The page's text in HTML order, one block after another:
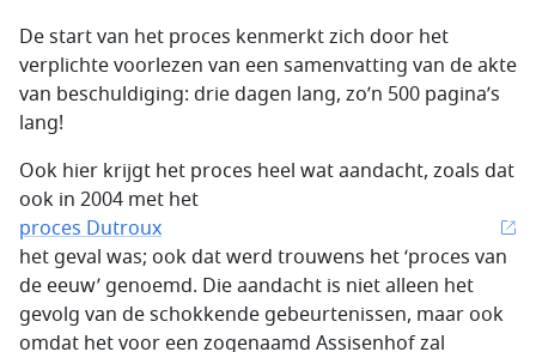
De start van het proces kenmerkt zich door het
verplichte voorlezen van een samenvatting van de akte
van beschuldiging: drie dagen lang, zo’n 500 pagina’s
lang!
Ook hier krijgt het proces heel wat aandacht, zoals dat
ook in 2004 met het
proces Dutroux
het geval was; ook dat werd trouwens het ‘proces van
de eeuw’ genoemd. Die aandacht is niet alleen het
gevolg van de schokkende gebeurtenissen, maar ook
omdat het voor een zogenaamd Assisenhof zal